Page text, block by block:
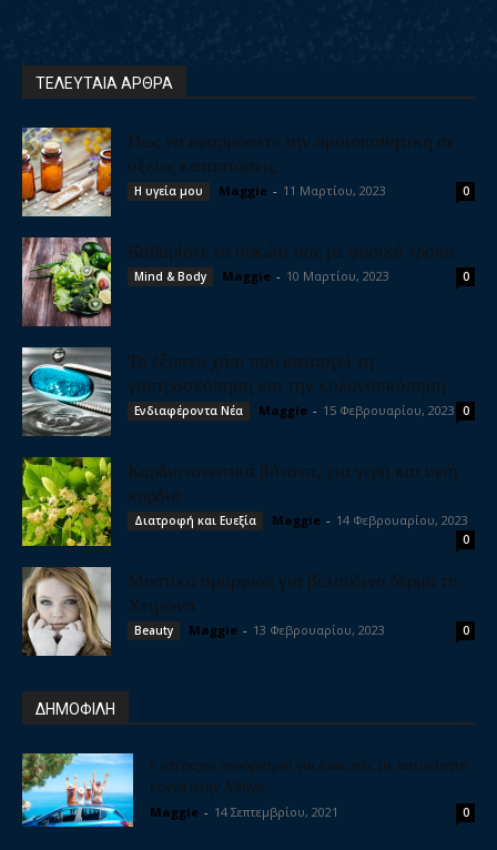
ΤΕΛΕΥΤΑΙΑ ΑΡΘΡΑ
Πως να εφαρμόσετε την ομοιοπαθητική σε
οξείες καταστάσεις
Η υγεία μου Maggie - 11 Μαρτίου, 2023 0
Καθαρίστε το συκώτι σας με φυσικό τρόπο
Mind & Body Maggie - 10 Μαρτίου, 2023 0
Το έξυπνο χάπι που καταργεί τη
γαστροσκόπηση και την κολονοσκόπηση
Ενδιαφέροντα Νέα Maggie - 15 Φεβρουαρίου, 2023 0
Καρδιοτονωτικά βότανα, για γερή και υγιή
καρδιά
Διατροφή και Ευεξία Maggie - 14 Φεβρουαρίου, 2023
0
Μυστικά ομορφιάς για βελούδινο δέρμα το
Χειμώνα
Beauty Maggie - 13 Φεβρουαρίου, 2023 0
ΔΗΜΟΦΙΛΗ
5 υπέροχοι προορισμοί για διακοπές με αυτοκίνητο
κοντά στην Αθήνα
Maggie - 14 Σεπτεμβρίου, 2021 0